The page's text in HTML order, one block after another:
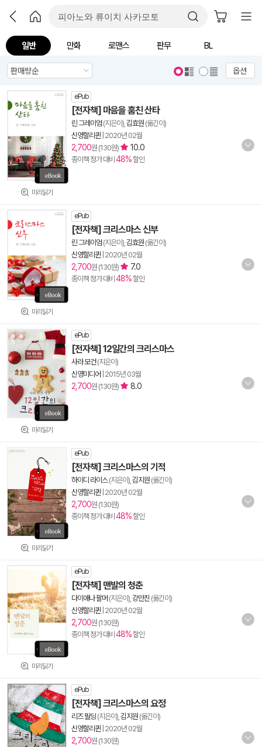
일반 만화 로맨스 판무 BL
옵션
미리읽기
ePub
[전자책] 마음을 훔친 산타
린 그레이엄 (지은이), 김효원 (옮긴이)
신영할리퀸 2020년 02월
2,700원 (130원) 10.0
종이책 정가 대비 48%할인
미리읽기
ePub
[전자책] 크리스마스 신부
린 그레이엄 (지은이), 김효원 (옮긴이)
신영할리퀸 2020년 02월
2,700원 (130원) 7.0
종이책 정가 대비 48%할인
미리읽기
ePub
[전자책] 12일간의 크리스마스
사라 모건(지은이)
신영미디어 2015년 03월
2,700원 (130원) 8.0
미리읽기
ePub
[전자책] 크리스마스의 기적
하이디 라이스(지은이), 김지원 (옮긴이)
신영할리퀸 2020년 02월
2,700원 (130원)
종이책 정가 대비 48%할인
미리읽기
ePub
[전자책] 맨발의 청춘
다이애나 팔머 (지은이), 강만진 (옮긴이)
신영할리퀸 2020년 02월
2,700원 (130원)
종이책 정가 대비 48%할인
ePub
[전자책] 크리스마스의 요정
리즈 필딩 (지은이), 김지원 (옮긴이)
신영할리퀸 2020년 02월
2,700원 (130원)